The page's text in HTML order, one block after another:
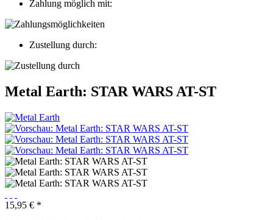
Zahlung möglich mit:
Zustellung durch:
Metal Earth: STAR WARS AT-ST
15,95 € *